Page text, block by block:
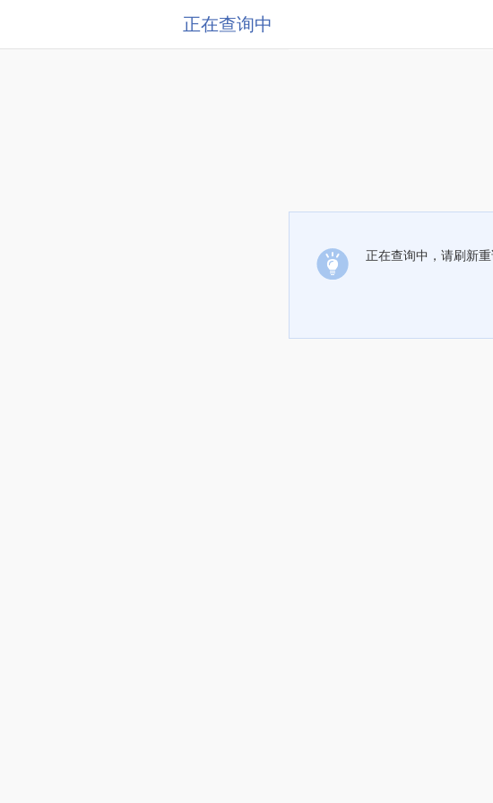
正在查询中
正在查询中，请刷新重